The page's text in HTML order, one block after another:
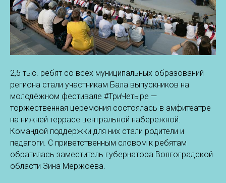
2,5 тыс. ребят со всех муниципальных образований
региона стали участникам Бала выпускников на
молодёжном фестивале #ТриЧетыре —
торжественная церемония состоялась в амфитеатре
на нижней террасе центральной набережной.
Командой поддержки для них стали родители и
педагоги. С приветственным словом к ребятам
обратилась заместитель губернатора Волгоградской
области Зина Мержоева.